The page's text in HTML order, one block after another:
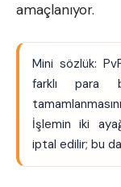
amaçlanıyor.
Mini sözlük:
farklı para
İşlemin iki
iptal edilir; bu